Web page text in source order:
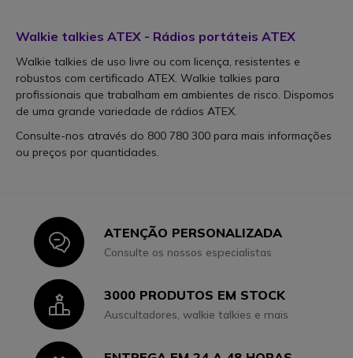
Walkie talkies ATEX - Rádios portáteis ATEX
Walkie talkies de uso livre ou com licença, resistentes e
robustos com certificado ATEX. Walkie talkies para
profissionais que trabalham em ambientes de risco. Dispomos
de uma grande variedade de rádios ATEX.
Consulte-nos através do 800 780 300 para mais informações
ou preços por quantidades.
IconATENÇÃO PERSONALIZADA
Consulte os nossos especialistas
Icon3000 PRODUTOS EM STOCK
Auscultadores, walkie talkies e mais